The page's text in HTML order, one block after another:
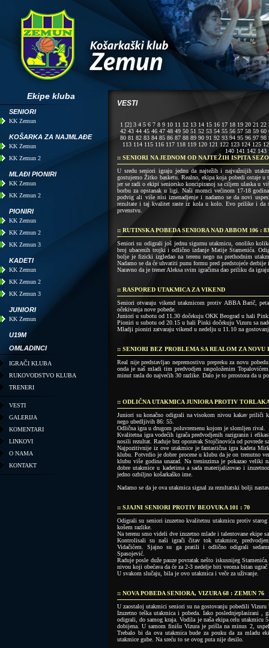
Ekipe kluba
SENIORI
KK Zemun
KOŠARKA ZA NAJMLAĐE
KK Zemun
KK Zemun 2
MLAĐI PIONIRI
KK Zemun
KK Zemun 2
PIONIRI
KK Zemun
KK Zemun 2
KK Zemun 3
KADETI
KK Zemun
KK Zemun 2
KK Zemun 3
JUNIORI
KK Zemun
U19M
OMLADINCI
IGRAČI KLUBA
RUKOVODSTVO KLUBA
TRENERI
VESTI
GALERIJA
KOMENTARI
LINKOVI
O NAMA
KONTAKT
VESTI
1[2] 3 4 5 6 7 8 9 10 11 12 13 14 15 16 17 18 19 20 21 22
42 43 44 45 46 47 48 49 50 51 52 53 54 55 56 57 58 59 60
80 81 82 83 84 85 86 87 88 89 90 91 92 93 94 95 96 97 98
113 114 115 116 117 118 119 120 121 122 123 124 125
140 141 142 143
:: SENIORI NA JEDNOM OD NAJTEŽIH ISPITA
U sredu seniori igraju jednu da najtežih i najvažnijih
gostujemo Žitko basketu. Realno, ekipa koja pobedi ostaje
jer se radi o ekipi seniorsko koncipiranoj sa ciljem ulaska u
borbu za opstanak u ligi. Naši momci većinom 17-18
podvig ali više nisi iznenadjenje i nadamo se da novi
rezultate i taj kvalitet raste iz kola u kolo. Evo prilike i da
prvenstvu.
:: RUTINSKA POBEDA SENIORA NAD ABBOM 106 : 83
Seniori su odigrali još jednu sigurnu utakmicu, onoliko
broj ubacenih trojki i odlično izdanje Matije Stamenića.
bolje je fizicki izgledao na terenu nego na prethodnim
Nadamo se da će uhvatiti punu formu pred predstojeće
Naravno da je trener Aleksa svim igračima dao priliku da
:: RASPORED UTAKMICA ZA VIKEND
Seniori otvaraju vikend utakmicom protiv ABBA Barič,
očekivanja nove pobede.
Juniori u subotu od 11.30 dočekuju OKK Beograd u hali
Pioniri u subotu od 20.15 u hali Pinki dočekuju Vizuru sa
Mladji pioniri zatvaraju vikend u nedelju u 11.10 na
:: SENIORI BEZ PROBLEMA SA REALOM ZA NOVU
Real nije predstavljao nepremostivu prepreku za novu
onda je naš mladi tim predvodjen raspoloženim
minut rasla do najvećih 30 razlike. Dalo je to prrostora da u
:: ODLIČNA UTAKMICA JUNIORA PROTIV
Juniori su konačno odigrali na visokom nivou kakav priliči
nego ubedljivih 86: 55.
Odlična igra u drugom poluvremenu kojom je slomljen rival.
Kvalitetna igra vodećih igrača predvodjenih razigranin i
nosili rezultat. Raduje brz oporavak Stojčinovića od povrede
Najpozitivnije iz ove utakmice je fantastična igra kadeta
klubu. Potvrdio je dobre procene u klubu da je on trenutno
klubu više godina unazad. Na treninzima je pokazao
dobre utakmice u kadetima a sada materijalizovao i
jedno ozbiljno košarkaško ime.
Nadamo se da je ova utakmica signal za rezultatski bolji
:: SJAJNI SENIORI PROTIV BEOVUKA 101 : 70
Odigrali su seniori izuzetno kvalitetnu utakmicu protiv
košem razlike.
Na terenu smo videli dve izuzetno mlade i talentovane ekipe
Kontrolisali su naši igrači čitav tok utakmice,
Vidačićem. Sjajno su ga pratili i odlično odigrali
Spasojević.
Raduje posle duže pauze povratak nešto iskusnijeg
nivou koji obećava da će za 2-3 nedelje biti veoma bitan
U svakom slučaju, bila je ovo utakmica i veče za uživanje.
:: NOVA POBEDA SENIORA, VIZURA 68 : ZEMUN 76
U zaostaloj utakmici seniori su na gostovanju pobedili Vizuru
Izuzetno teška utakmica i pobeda. Iako poslednjeplasirani
odigrali, do samog kraja. Vodila je naša ekipa.celu utakmicu
dobijena. U samom finišu Vizura je prišla na minus 2,
Trebalo bi da ova utakmica bude za pouku da za mladu
utakmice gube. Na sreću to se ovog puta nije desilo.